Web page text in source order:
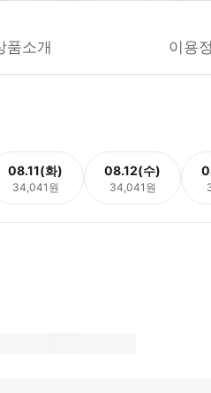
품소개 이용
08.11(화)
34,041원
08.12(수)
34,041원